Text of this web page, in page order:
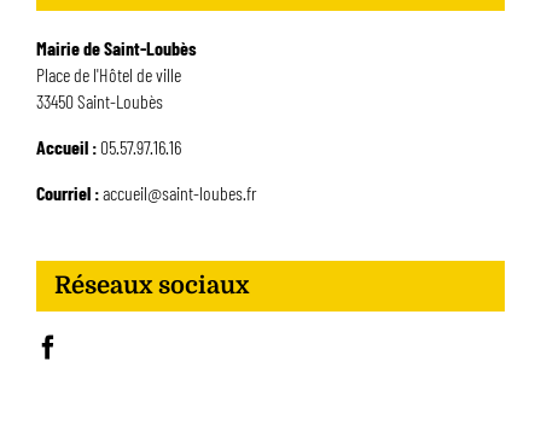
Mairie de Saint-Loubès
Place de l'Hôtel de ville
33450 Saint-Loubès
Accueil :05.57.97.16.16
Courriel :accueil@saint-loubes.fr
Réseaux sociaux